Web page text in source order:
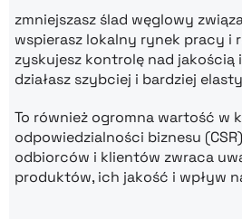
zmniejszasz ślad węglowy
wspierasz lokalny rynek pracy i
zyskujesz kontrolę nad jakością
działasz szybciej i bardziej
To również ogromna wartość w
odpowiedzialności biznesu
odbiorców i klientów zwraca
produktów, ich jakość i wpływ